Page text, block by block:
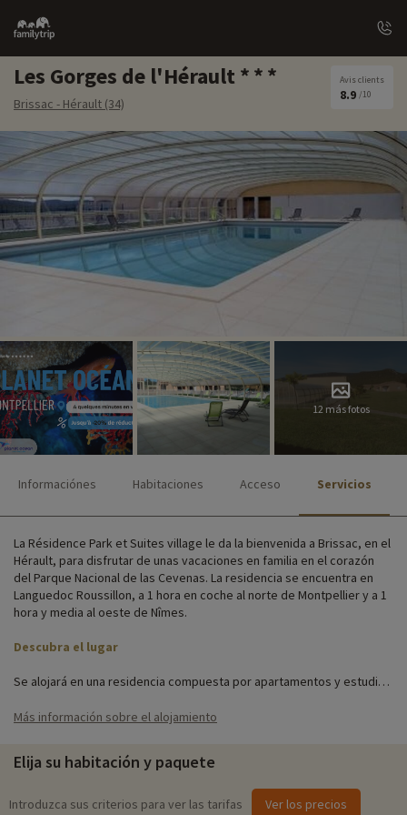
Family
trip
Les Gorges de l'Hérault
Brissac - Hérault (34)
Avis clients
8.9 /10
12 más fotos
Informaciónes Habitaciones Acceso Servicios
La Résidence Park et Suites village le da la bienvenida a Brissac, en el
Hérault, para disfrutar de unas vacaciones en familia en el corazón
del Parque Nacional de las Cevenas. La residencia se encuentra en
Languedoc Roussillon, a 1 hora en coche al norte de Montpellier y a 1
hora y media al oeste de Nîmes.
Descubra el lugar
Se alojará en una residencia compuesta por apartamentos y estudios
totalmente equipada, para que las familias puedan ser
Actividades familiares in situ
Para obtener información precisa sobre las actividades disponibles in
Más información sobre el alojamiento
Elija su habitación y paquete
Introduzca sus criterios para ver las tarifas Ver los precios